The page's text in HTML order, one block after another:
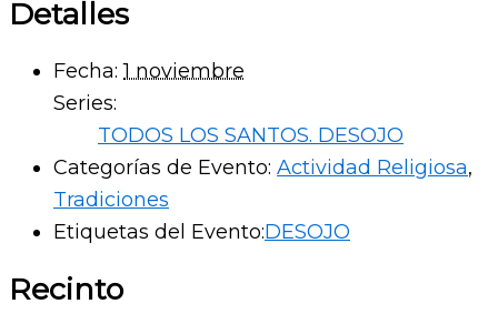
Detalles
Fecha: 1 noviembre
Series:
TODOS LOS SANTOS. DESOJO
Categorías de Evento: Actividad Religiosa,
Tradiciones
Etiquetas del Evento:DESOJO
Recinto